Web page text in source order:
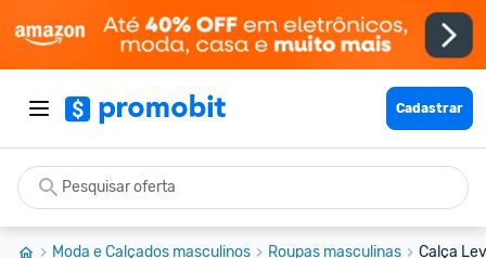
Cadastrar
Moda e Calçados masculinos Roupas masculinas Calça